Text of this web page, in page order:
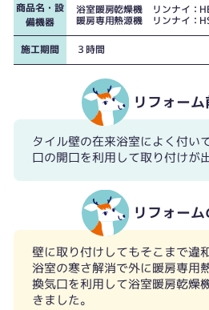
商品名・設
備機器
浴室暖房乾燥機 リンナイ：
暖房専用熱源機 リンナイ：
施工期間 ３時間
リフォー
タイル壁の在来浴室によく付い
口の開口を利用して取り付けが
リフォー
壁に取り付けしてもそこまで違
浴室の寒さ解消で外に暖房専用
換気口を利用して浴室暖房乾燥
きました。